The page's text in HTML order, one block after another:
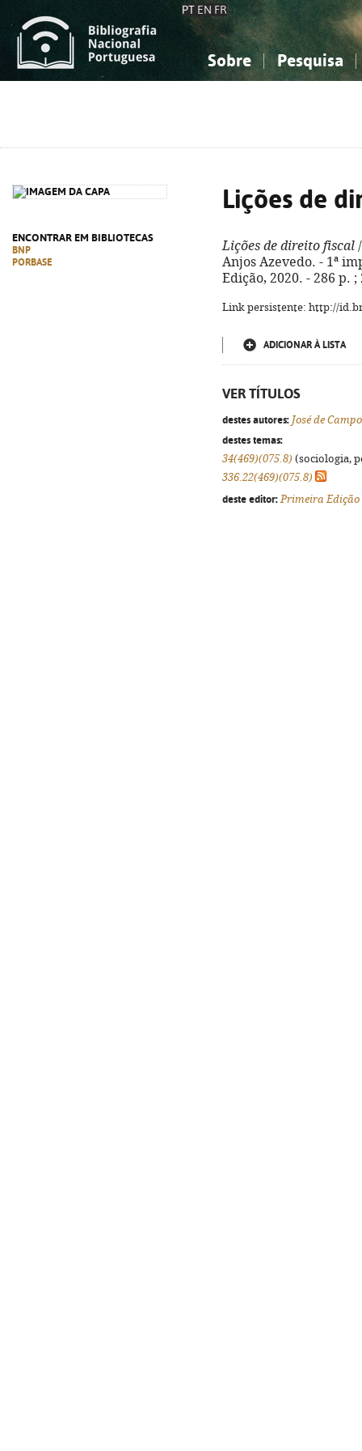
PT EN FR
Sobre Pesquisa
ENCONTRAR EM BIBLIOTECAS
BNP
PORBASE
Lições de
Lições de direito fiscal
Anjos Azevedo. - 1ª
Edição, 2020. - 286 p. ;
Link persistente: http://
ADICIONAR À LISTA
VER TÍTULOS
destes autores: José de
destes temas:
34(469)(075.8) (sociologia,
336.22(469)(075.8)
deste editor: Primeira Edição